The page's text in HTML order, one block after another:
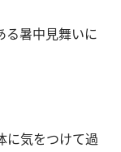
る暑中見舞いに
に気をつけて過